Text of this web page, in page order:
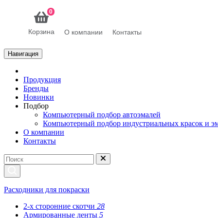
0
Корзина О компании Контакты
Навигация
Продукция
Бренды
Новинки
Подбор
Компьютерный подбор автоэмалей
Компьютерный подбор индустриальных красок и
О компании
Контакты
Расходники для покраски
2-х сторонние скотчи 28
Армированные ленты 5